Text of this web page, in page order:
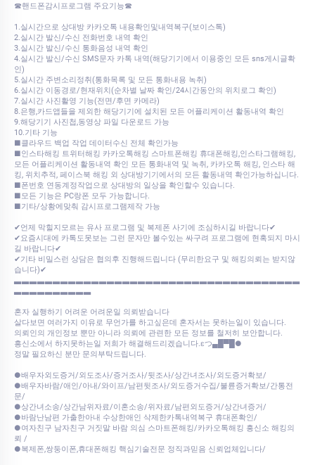
☎핸드폰감시프로그램 주요기능☎
1.실시간으로 상대방 카카오톡 내용확인및내역복구(보이스톡)
2.실시간 발신/수신 전화번호 내역 확인
3.실시간 발신/수신 통화음성 내역 확인
4.실시간 발신/수신 SMS문자 카톡 내역(해당기기에서 이용중인 모든 sns게시글확
인)
5.실시간 주변소리정취(통화목록 및 모든 통화내용 녹취)
6.실시간 이동경로/현재위치(순차별 날짜 확인/24시간동안의 위치로그 확인)
7.실시간 사진활영 기능(전면/후면 카메라)
8.은행,카드앱들을 제외한 해당기기에 설치된 모든 어플리케이션 활동내역 확인
9.해당기기 사진첩,동영상 파일 다운로드 가능
10.기타 기능
■클라우드 백업 작업 데이터수신 전체 확인가능
■인스타해킹 트위터해킹 카카오톡해킹 스마트폰해킹 휴대폰해킹,인스타그램해킹,
모든 어플리케이션 활동내역 확인 모든 통화내역 및 녹취, 카카오톡 해킹, 인스타 해
킹, 위치추적, 페이스북 해킹 외 상대방기기에서의 모든 활동내역 확인가능하십니다.
■폰번호 연동계정작업으로 상대방의 일상을 확인할수 있습니다.
■모든 기능은 PC랑폰 모두 가능합니다.
■기타/상황에맞춰 감시프로그램제작 가능
✔언제 막힐지모르는 유사 프로그램 및 복제폰 사기에 조심하시길 바랍니다✔
✔요즘시대에 카톡도못보는 그런 문자만 볼수있는 싸구려 프로그램에 현혹되지 마시
길 바랍니다✔
✔기타 비밀스런 상담은 협의후 진행해드립니다 (무리한요구 및 해킹의뢰는 받지않
습니다)✔
▃▃▃▃▃▃▃▃▃▃▃▃▃▃▃▃▃▃▃▃▃▃▃▃▃▃▃▃▃▃▃▃▃▃▃▃▃
▃▃▃▃▃▃▃▃▃▃
혼자 실행하기 어려운 어려운일 의뢰받습니다
살다보면 여러가지 이유로 무언가를 하고싶은데 혼자서는 못하는일이 있습니다.
의뢰인의 개인정보 뿐만 아니라 의뢰에 관련한 모든 정보를 철저히 보안합니다.
흥신소에서 하지못하는일 저희가 해결해드리겠습니다.εつ▄█▀█●
정말 필요하신 분만 문의부탁드립니다.
●배우자외도증거/외도조사/증거조사/뒷조사/상간녀조사/외도증거확보/
●배우자바람/애인/아내/와이프/남편뒷조사/외도증거수집/불륜증거확보/간통전
문/
●상간녀소송/상간남위자료/이혼소송/위자료/남편외도증거/상간녀증거/
●바람난남편 가출한아내 수상한애인 삭제한카톡내역복구 휴대폰확인/
●여자친구 남자친구 거짓말 바람 의심 스마트폰해킹/카카오톡해킹 흥신소 해킹의
뢰 /
●복제폰,쌍둥이폰,휴대폰해킹 핵심기술전문 정직과믿음 신뢰업체입니다/